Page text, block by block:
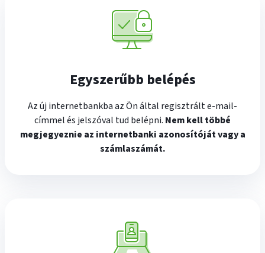
Egyszerűbb belépés
Az új internetbankba az Ön által regisztrált e-mail-
címmel és jelszóval tud belépni. Nem kell többé
megjegyeznie az internetbanki azonosítóját vagy a
számlaszámát.